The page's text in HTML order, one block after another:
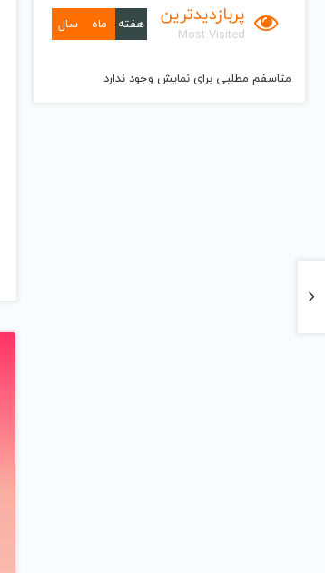
پربازدیدترین
Most Visited
هفته ماه سال
متاسفم مطلبی برای نمایش وجود ندارد